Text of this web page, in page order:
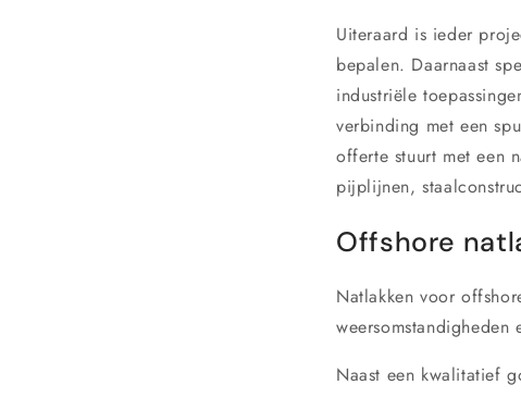
Uiteraard is ieder
bepalen. Daarnaast
industriële
verbinding met een
offerte stuurt met een
pijplijnen,
Offshore
Natlakken voor
weersomstandigheden
Naast een kwalitatief